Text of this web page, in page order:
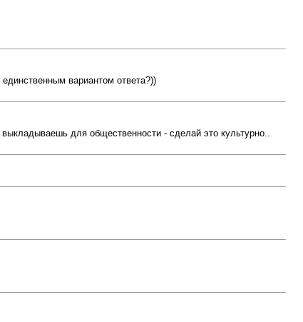
вариантом ответа?))
для общественности - сделай это культурно..